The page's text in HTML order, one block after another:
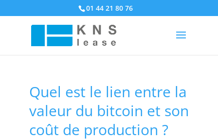
01 44 21 80 76
Quel est le lien entre la
valeur du bitcoin et son
coût de production ?